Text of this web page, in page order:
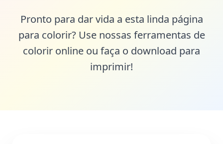
Pronto para dar vida a esta linda página
para colorir? Use nossas ferramentas de
colorir online ou faça o download para
imprimir!